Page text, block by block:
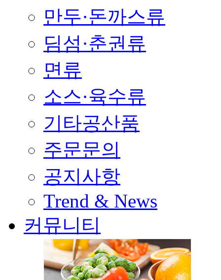
만두·돈까스류
딤섬·춘권류
면류
소스·육수류
기타공산품
주문문의
공지사항
Trend & News
커뮤니티